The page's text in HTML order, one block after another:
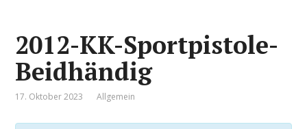
2012-KK-Sportpistole-
Beidhändig
17. Oktober 2023 Allgemein